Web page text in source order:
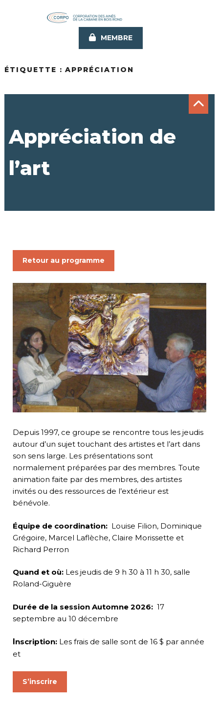
MEMBRE
ÉTIQUETTE :APPRÉCIATION
Appréciation de
l’art
Retour au programme
Depuis 1997, ce groupe se rencontre tous les jeudis
autour d’un sujet touchant des artistes et l’art dans
son sens large. Les présentations sont
normalement préparées par des membres. Toute
animation faite par des membres, des artistes
invités ou des ressources de l’extérieur est
bénévole.
Équipe de coordination:Louise Filion, Dominique
Grégoire, Marcel Laflèche, Claire Morissette et
Richard Perron
Quand et où: Les jeudis de 9 h 30 à 11 h 30, salle
Roland-Giguère
Durée de la session Automne 2026: 17
septembre au 10 décembre
nscription:Les frais de salle sont de 16 $ par année
et
S’inscrire